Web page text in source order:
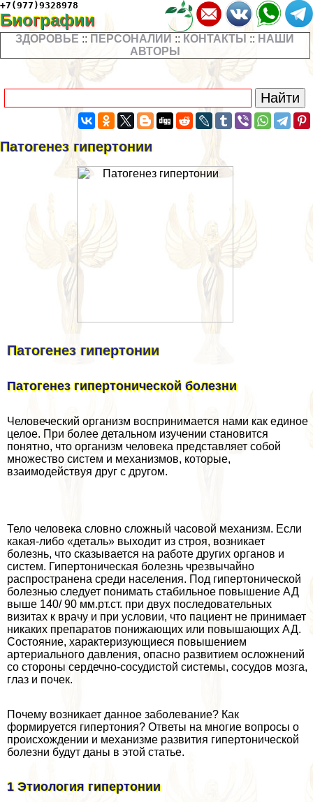
+7(977)9328978
Биографии
ЗДОРОВЬЕ :: ПЕРСОНАЛИИ :: КОНТАКТЫ :: НАШИ
АВТОРЫ
Патогенез гипертонии
Патогенез гипертонии
Патогенез гипертонической болезни
Человеческий организм воспринимается нами как единое
целое. При более детальном изучении становится
понятно, что организм человека представляет собой
множество систем и механизмов, которые,
взаимодействуя друг с другом.
Тело человека словно сложный часовой механизм. Если
какая-либо «деталь» выходит из строя, возникает
болезнь, что сказывается на работе других органов и
систем. Гипертоническая болезнь чрезвычайно
распространена среди населения. Под гипертонической
болезнью следует понимать стабильное повышение АД
выше 140/ 90 мм.рт.ст. при двух последовательных
визитах к врачу и при условии, что пациент не принимает
никаких препаратов понижающих или повышающих АД.
Состояние, хаpaктеризующиеся повышением
артериального давления, опасно развитием осложнений
со стороны сердечно-сосудистой системы, сосудов мозга,
глаз и почек.
Почему возникает данное заболевание? Как
формируется гипертония? Ответы на многие вопросы о
происхождении и механизме развития гипертонической
болезни будут даны в этой статье.
1 Этиология гипертонии